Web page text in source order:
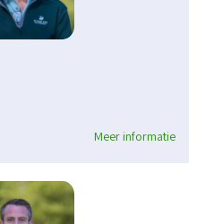
Meer informatie